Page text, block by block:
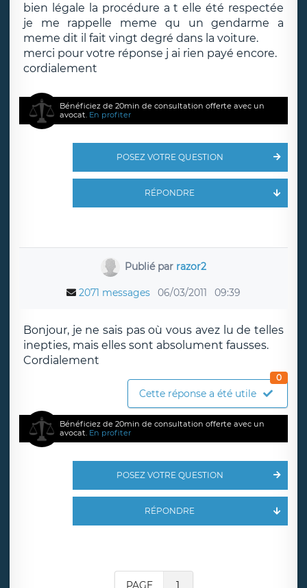
bien légale la procédure a t elle été respectée
je me rappelle meme qu un gendarme a
meme dit il fait vingt degré dans la voiture.
merci pour votre réponse j ai rien payé encore.
cordialement
Bénéficiez de 20min de consultation offerte avec un
avocat. En profiter
POSEZ VOTRE QUESTION
RÉPONDRE
Publié par razor2
2071 messages 06/03/2011 09:39
Bonjour, je ne sais pas où vous avez lu de telles
inepties, mais elles sont absolument fausses.
Cordialement
Cette réponse a été utile
0
Bénéficiez de 20min de consultation offerte avec un
avocat. En profiter
POSEZ VOTRE QUESTION
RÉPONDRE
PAGE 1